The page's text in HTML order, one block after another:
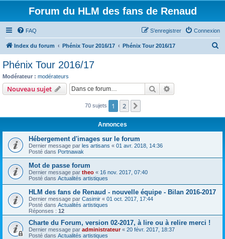
Forum du HLM des fans de Renaud
FAQ Connexion
S’enregistrer
Index du forum Phénix Tour 2016/17 Phénix Tour 2016/17
c
Phénix Tour 2016/17
Modérateur : modérateurs
Nouveau sujet Rechercher
70 sujets 1 2
Annonces
Hébergement d'images sur le forum
Dernier message par les artisans « 01 avr. 2018, 14:36
Posté dans Portnawak
Mot de passe forum
Dernier message par theo « 16 nov. 2017, 07:40
Posté dans Actualités artistiques
HLM des fans de Renaud - nouvelle équipe - Bilan 2016-2017
Dernier message par Casimir « 01 oct. 2017, 17:44
Posté dans Actualités artistiques
Réponses : 12
Charte du Forum, version 02-2017, à lire ou à relire merci !
Dernier message par administrateur« 20 févr. 2017, 18:37
Posté dans Actualités artistiques